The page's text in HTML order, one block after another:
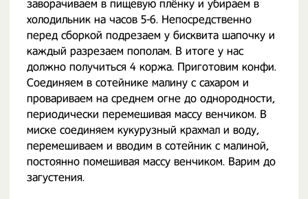
заворачиваем в пищевую плёнку и убираем в
холодильник на часов 5-6. Непосредственно
перед сборкой подрезаем у бисквита шапочку и
каждый разрезаем пополам. В итоге у нас
должно получиться 4 коржа. Приготовим конфи.
Соединяем в сотейнике малину с сахаром и
провариваем на среднем огне до однородности,
периодически перемешивая массу венчиком. В
миске соединяем кукурузный крахмал и воду,
перемешиваем и вводим в сотейник с малиной,
постоянно помешивая массу венчиком. Варим до
загустения.